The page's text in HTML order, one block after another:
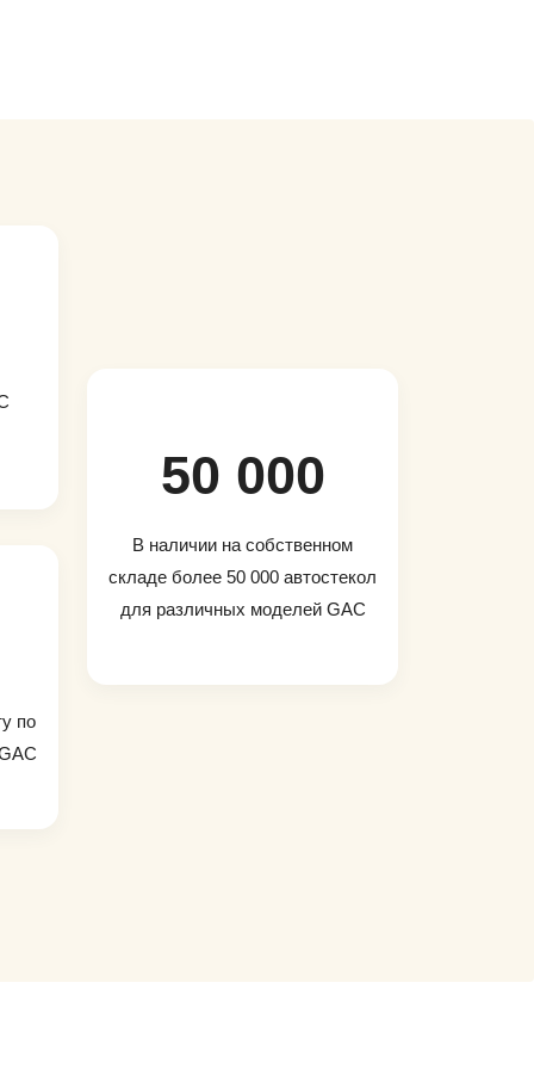
по
50 000
В наличии на собственном
складе более 50 000 автостекол
для различных моделей GAC